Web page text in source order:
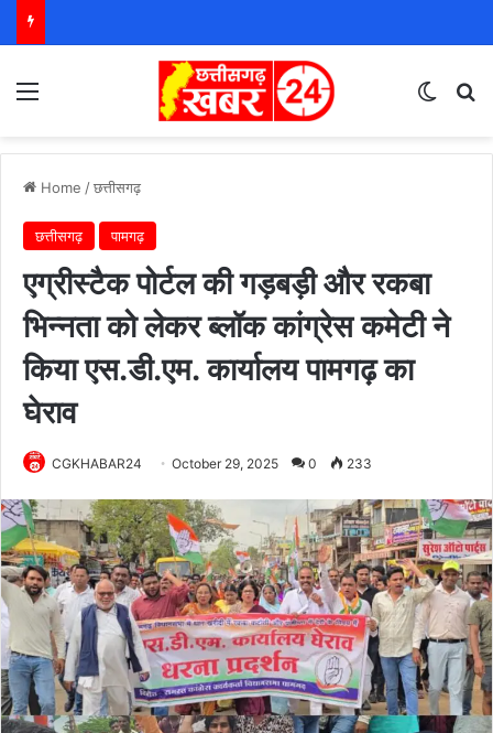
Home /छत्तीसगढ़
छत्तीसगढ़ पामगढ़
एग्रीस्टैक पोर्टल की गड़बड़ी और रकबा
भिन्नता को लेकर ब्लॉक कांग्रेस कमेटी ने
किया एस.डी.एम. कार्यालय पामगढ़ का
घेराव
CGKHABAR24 October 29, 2025 0 233